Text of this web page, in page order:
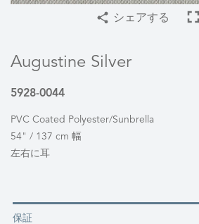
シェアする
Augustine Silver
5928-0044
PVC Coated Polyester/Sunbrella
54" / 137 cm 幅
左右に耳
保証